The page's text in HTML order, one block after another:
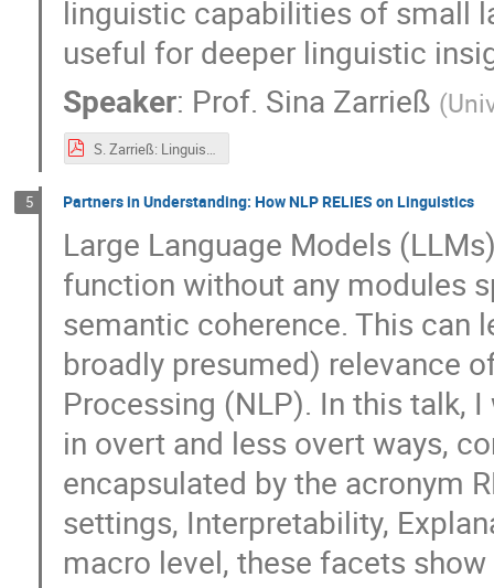
linguistic capabilities of small
useful for deeper linguistic
Speaker: Prof. Sina Zarrieß (
S. Zarrieß: Linguistic investigations into large and small language models
5 Partners in Understanding: How NLP RELIES on Linguistics
Large Language Models
function without any modules
semantic coherence. This can
broadly presumed) relevance
Processing (NLP). In this talk,
in overt and less overt ways,
encapsulated by the acronym
settings, Interpretability,
macro level, these facets